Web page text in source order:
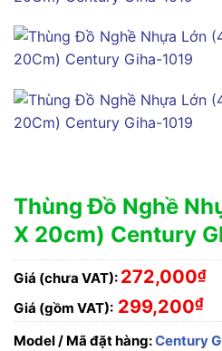
Thùng Đồ Nghề
X 20cm) Century
Giá (chưa VAT): 272,000₫
Giá (gồm VAT): 299,200₫
Model / Mã đặt hàng:Century